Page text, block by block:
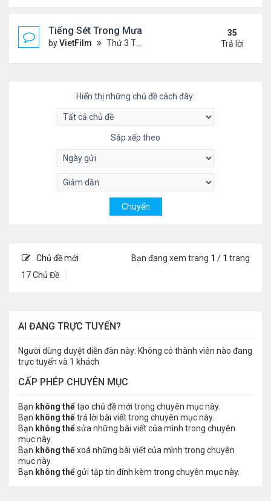
Tiếng Sét Trong Mưa (Lôi Vũ)
byVietFilm Thứ 3 Tháng 10 20, 2020 9:50 pm
35
Trả lời
Hiển thị những chủ đề cách đây:
Sắp xếp theo
Chủ đề mới
17 Chủ Đề
Bạn đang xem trang 1 / 1 trang
AI ĐANG TRỰC TUYẾN?
Người dùng duyệt diễn đàn này: Không có thành viên nào đang
trực tuyến và 1 khách
CẤP PHÉP CHUYÊN MỤC
Bạn không thểtạo chủ đề mới trong chuyên mục này.
Bạn không thểtrả lời bài viết trong chuyên mục này.
Bạn không thểsửa những bài viết của mình trong chuyên
mục này.
Bạn không thểxoá những bài viết của mình trong chuyên
mục này.
Bạn không thểgửi tập tin đính kèm trong chuyên mục này.